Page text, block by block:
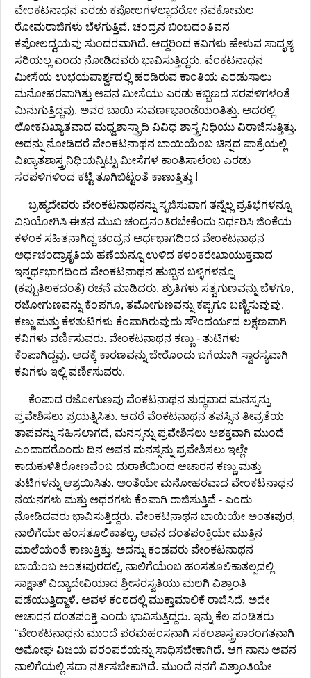
ವೇಂಕಟನಾಥನ ಎರಡು ಕಪೋಲಗಳಲ್ಲಾದರೋ ನವಕೋಮಲ
ರೋಮರಾಜಿಗಳು ಬೆಳಗುತ್ತಿವೆ. ಚಂದ್ರನ ಬಿಂಬದಂತಿವನ
ಕಪೋಲದ್ವಯವು ಸುಂದರವಾಗಿದೆ. ಆದ್ದರಿಂದ ಕವಿಗಳು ಹೇಳುವ ಸಾದೃಶ್ಯ
ಸರಿಯಲ್ಲ ಎಂದು ನೋಡಿದವರು ಭಾವಿಸುತ್ತಿದ್ದರು. ವೆಂಕಟನಾಥನ
ಮೀಸೆಯ ಉಭಯಪಾರ್ಶ್ವದಲ್ಲಿ ಹರಡಿರುವ ಕಾಂತಿಯ ಎರಡುಸಾಲು
ಮನೋಹರವಾಗಿತ್ತು ಅವನ ಮೀಸೆಯು ಎರಡು ಕಬ್ಬಿಣದ ಸರಪಳಿಗಳಂತೆ
ಮಿನುಗುತ್ತಿದ್ದವು, ಅವರ ಬಾಯಿ ಸುವರ್ಣಭಾಂಡೆಯಂತಿತ್ತು. ಅದರಲ್ಲಿ
ಲೋಕವಿಖ್ಯಾತವಾದ ಮಧ್ವಶಾಸ್ತ್ರಾದಿ ವಿವಿಧ ಶಾಸ್ತ್ರನಿಧಿಯು ವಿರಾಜಿಸುತ್ತಿತ್ತು.
ಅದನ್ನು ನೋಡಿದರೆ ವೇಂಕಟನಾಥನ ಬಾಯಿಯೆಂಬ ಚಿನ್ನದ ಪಾತ್ರೆಯಲ್ಲಿ
ವಿಖ್ಯಾತಶಾಸ್ತ್ರನಿಧಿಯನ್ನಿಟ್ಟು ಮೀಸೆಗಳ ಕಾಂತಿಸಾಲೆಂಬ ಎರಡು
ಸರಪಳಿಗಳಿಂದ ಕಟ್ಟಿ ತೂಗಿಬಿಟ್ಟಂತೆ ಕಾಣುತ್ತಿತ್ತು !
ಬ್ರಹ್ಮದೇವರು ವೇಂಕಟನಾಥನನ್ನು ಸೃಜಿಸುವಾಗ ತನ್ನೆಲ್ಲ ಪ್ರತಿಭೆಗಳನ್ನೂ
ವಿನಿಯೋಗಿಸಿ ಈತನ ಮುಖ ಚಂದ್ರನಂತಿರಬೇಕೆಂದು ನಿರ್ಧರಿಸಿ ಜಿಂಕೆಯ
ಕಳಂಕ ಸಹಿತನಾಗಿದ್ದ ಚಂದ್ರನ ಅರ್ಧಭಾಗದಿಂದ ವೇಂಕಟನಾಥನ
ಅರ್ಧಚಂದ್ರಾಕೃತಿಯ ಹಣೆಯನ್ನೂ ಉಳಿದ ಕಳಂಕರೇಖಾಯುಕ್ತವಾದ
ಇನ್ನರ್ಧಭಾಗದಿಂದ ವೇಂಕಟನಾಥನ ಹುಬ್ಬಿನ ಬಳ್ಳಿಗಳನ್ನೂ
(ಕಪ್ಪುತಿಲಕದಂತೆ) ರಚನೆ ಮಾಡಿದರು. ಶ್ರುತಿಗಳು ಸತ್ವಗುಣವನ್ನು ಬೆಳಗೂ,
ರಜೋಗುಣವನ್ನು ಕೆಂಪಗೂ, ತಮೋಗುಣವನ್ನು ಕಪ್ಪಗೂ ಬಣ್ಣಿಸುವುವು.
ಕಣ್ಣು ಮತ್ತು ಕೆಳತುಟಿಗಳು ಕೆಂಪಾಗಿರುವುದು ಸೌಂದರ್ಯದ ಲಕ್ಷಣವಾಗಿ
ಕವಿಗಳು ವರ್ಣಿಸುವರು. ವೇಂಕಟನಾಥನ ಕಣ್ಣು - ತುಟಿಗಳು
ಕೆಂಪಾಗಿದ್ದವು. ಅದಕ್ಕೆ ಕಾರಣವನ್ನು ಬೇರೊಂದು ಬಗೆಯಾಗಿ ಸ್ವಾರಸ್ಯವಾಗಿ
ಕವಿಗಳು ಇಲ್ಲಿ ವರ್ಣಿಸುವರು.
ಕೆಂಪಾದ ರಜೋಗುಣವು ವೆಂಕಟನಾಥನ ಶುದ್ಧವಾದ ಮನಸ್ಸನ್ನು
ಪ್ರವೇಶಿಸಲು ಪ್ರಯತ್ನಿಸಿತು. ಆದರೆ ವೆಂಕಟನಾಥನ ತಪಸ್ಸಿನ ತೀವ್ರತೆಯ
ತಾಪವನ್ನು ಸಹಿಸಲಾಗದೆ, ಮನಸ್ಸನ್ನು ಪ್ರವೇಶಿಸಲು ಅಶಕ್ತವಾಗಿ ಮುಂದೆ
ಎಂದಾದರೊಂದು ದಿನ ಅವನ ಮನಸ್ಸನ್ನು ಪ್ರವೇಶಿಸಲು ಇಲ್ಲೇ
ಕಾದುಕುಳಿತಿರೋಣವೆಂಬ ದುರಾಶೆಯಿಂದ ಆಚಾರನ ಕಣ್ಣು ಮತ್ತು
ತುಟಿಗಳನ್ನು ಆಶ್ರಯಿಸಿತು. ಅಂತೆಯೇ ಮನೋಹರವಾದ ವೇಂಕಟನಾಥನ
ನಯನಗಳು ಮತ್ತು ಅಧರಗಳು ಕೆಂಪಾಗಿ ರಾಜಿಸುತ್ತಿವೆ - ಎಂದು
ನೋಡಿದವರು ಭಾವಿಸುತ್ತಿದ್ದರು. ವೇಂಕಟನಾಥನ ಬಾಯಿಯೇ ಅಂತಃಪುರ,
ನಾಲಿಗೆಯೇ ಹಂಸತೂಲಿಕಾತಲ್ಪ, ಅವನ ದಂತಪಂಕ್ತಿಯೇ ಮುತ್ತಿನ
ಮಾಲೆಯಂತೆ ಕಾಣುತ್ತಿತ್ತು. ಅದನ್ನು ಕಂಡವರು ವೇಂಕಟನಾಥನ
ಬಾಯೆಂಬ ಅಂತಃಪುರದಲ್ಲಿ, ನಾಲಿಗೆಯೆಂಬ ಹಂಸತೂಲಿಕಾತಲ್ಪದಲ್ಲಿ
ಸಾಕ್ಷಾತ್ ವಿದ್ಯಾದೇವಿಯಾದ ಶ್ರೀಸರಸ್ವತಿಯು ಮಲಗಿ ವಿಶ್ರಾಂತಿ
ಪಡೆಯುತ್ತಿದ್ದಾಳೆ. ಅವಳ ಕಂಠದಲ್ಲಿ ಮುಕ್ತಾಮಾಲಿಕೆ ರಾಜಿಸಿದೆ. ಅದೇ
ಆಚಾರನ ದಂತಪಂಕ್ತಿ ಎಂದು ಭಾವಿಸುತ್ತಿದ್ದರು. ಇನ್ನು ಕೆಲ ಪಂಡಿತರು
“ವೇಂಕಟನಾಥನು ಮುಂದೆ ಪರಮಹಂಸನಾಗಿ ಸಕಲಶಾಸ್ತ್ರಪಾರಂಗತನಾಗಿ
ಅಮೋಘ ವಿಜಯ ಪರಂಪರೆಯನ್ನು ಸಾಧಿಸಬೇಕಾಗಿದೆ. ಆಗ ನಾನು ಅವನ
ನಾಲಿಗೆಯಲ್ಲಿ ಸದಾ ನರ್ತಿಸಬೇಕಾಗಿದೆ. ಮುಂದೆ ನನಗೆ ವಿಶ್ರಾಂತಿಯೇ